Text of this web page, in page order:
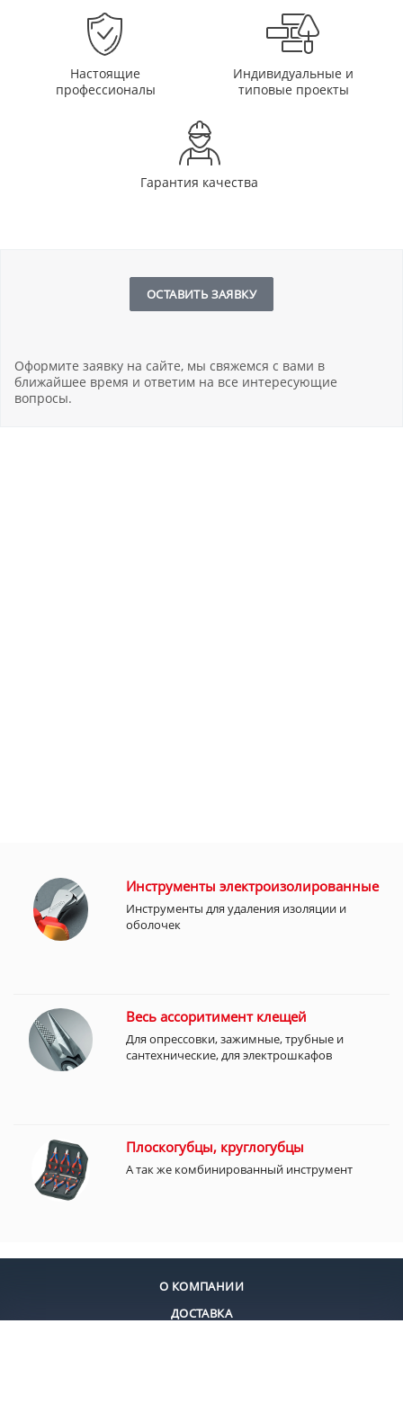
Настоящие
профессионалы
Индивидуальные и
типовые проекты
Гарантия качества
ОСТАВИТЬ ЗАЯВКУ
Оформите заявку на сайте, мы свяжемся с вами в
ближайшее время и ответим на все интересующие
вопросы.
Инструменты электроизолированные
Инструменты для удаления изоляции и
оболочек
Весь ассоритимент клещей
Для опрессовки, зажимные, трубные и
сантехнические, для электрошкафов
Плоскогубцы, круглогубцы
А так же комбинированный инструмент
О КОМПАНИИ
ДОСТАВКА